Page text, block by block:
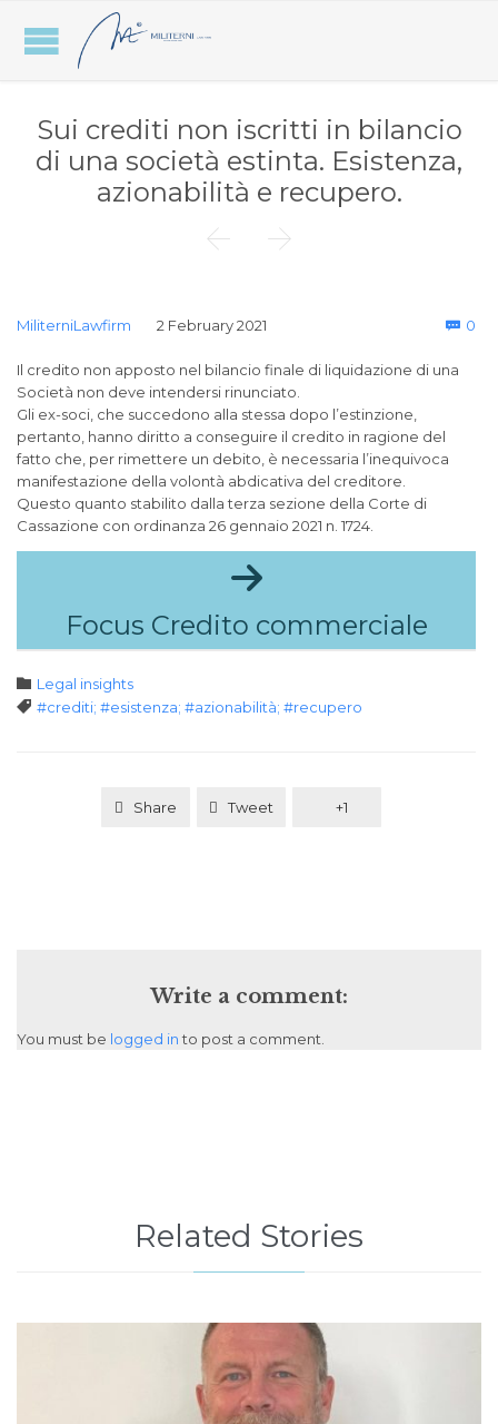
Sui crediti non iscritti in bilancio
di una società estinta. Esistenza,
azionabilità e recupero.
 
MiliterniLawfirm 2 February 2021  0
Il credito non apposto nel bilancio finale di liquidazione di una
Società non deve intendersi rinunciato.
Gli ex-soci, che succedono alla stessa dopo l’estinzione,
pertanto, hanno diritto a conseguire il credito in ragione del
fatto che, per rimettere un debito, è necessaria l’inequivoca
manifestazione della volontà abdicativa del creditore.
Questo quanto stabilito dalla terza sezione della Corte di
Cassazione con ordinanza 26 gennaio 2021 n. 1724.

Focus Credito commerciale
 Category
Legal insights
 Tags
#crediti; #esistenza; #azionabilità; #recupero
Share Tweet +1
Write a comment:
You must be logged into post a comment.
Related Stories